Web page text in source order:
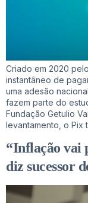
Criado em 2020
instantâneo de
uma adesão
fazem parte do
Fundação Getulio
levantamento, o
“Inflação vai
diz sucessor